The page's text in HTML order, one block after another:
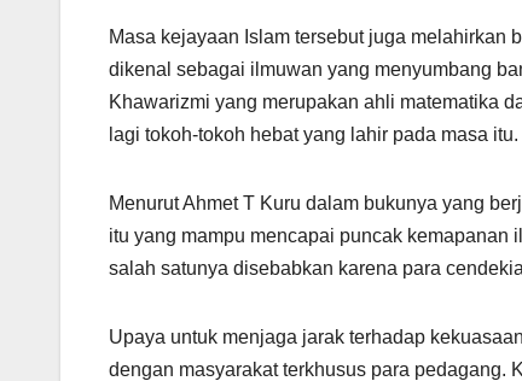
Masa kejayaan Islam tersebut juga melahirkan
dikenal sebagai ilmuwan yang menyumbang
Khawarizmi yang merupakan ahli matematika
lagi tokoh-tokoh hebat yang lahir pada masa itu.
Menurut Ahmet T Kuru dalam bukunya yang
itu yang mampu mencapai puncak kemapanan
salah satunya disebabkan karena para
Upaya untuk menjaga jarak terhadap
dengan masyarakat terkhusus para pedagang.